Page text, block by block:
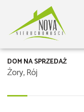
Żory, Rój
DOM NA SPRZEDAŻ